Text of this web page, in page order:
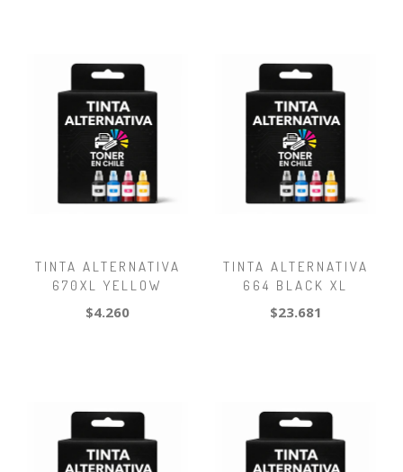
TINTA ALTERNATIVA
670XL YELLOW
$4.260
TINTA ALTERNATIVA
664 BLACK XL
$23.681